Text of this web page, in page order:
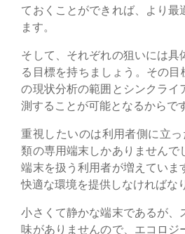
ておくことができれば、より最
ます。
そして、それぞれの狙いには具
る目標を持ちましょう。その
の現状分析の範囲とシンクライ
測することが可能となるからで
重視したいのは利用者側に立
類の専用端末しかありませんで
端末を扱う利用者が増えていま
快適な環境を提供しなければな
小さくて静かな端末であるが、
味がありませんので、エコロジ